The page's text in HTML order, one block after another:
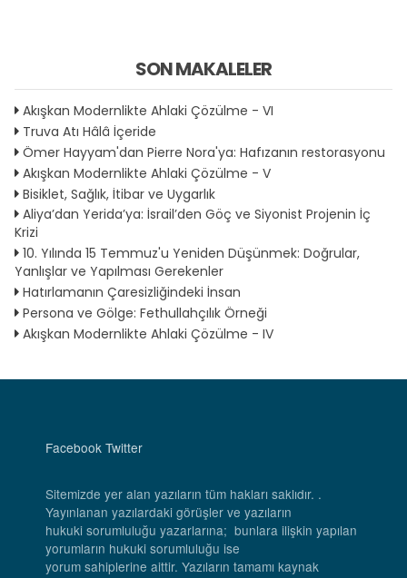
SON MAKALELER
Akışkan Modernlikte Ahlaki Çözülme - VI
Truva Atı Hâlâ İçeride
Ömer Hayyam'dan Pierre Nora'ya: Hafızanın restorasyonu
Akışkan Modernlikte Ahlaki Çözülme - V
Bisiklet, Sağlık, İtibar ve Uygarlık
Aliya’dan Yerida’ya: İsrail’den Göç ve Siyonist Projenin İç
Krizi
10. Yılında 15 Temmuz'u Yeniden Düşünmek: Doğrular,
Yanlışlar ve Yapılması Gerekenler
Hatırlamanın Çaresizliğindeki İnsan
Persona ve Gölge: Fethullahçılık Örneği
Akışkan Modernlikte Ahlaki Çözülme - IV
Facebook Twitter
Sitemizde yer alan yazıların tüm hakları saklıdır. .
Yayınlanan yazılardaki görüşler ve yazıların
hukuki sorumluluğu yazarlarına; bunlara ilişkin yapılan
yorumların hukuki sorumluluğu ise
yorum sahiplerine aittir. Yazıların tamamı kaynak